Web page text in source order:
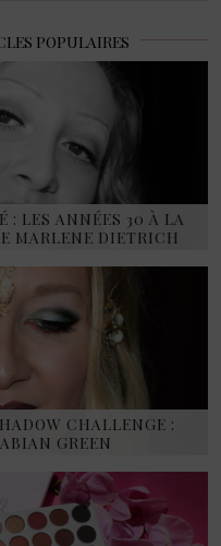
POPULAIRES
: LES ANNÉES 30 À LA
MARLENE DIETRICH
CHALLENGE :
GREEN